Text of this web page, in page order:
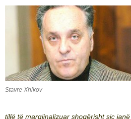
Stavre Xhikov
tillë të margjinalizuar shoqërisht siç